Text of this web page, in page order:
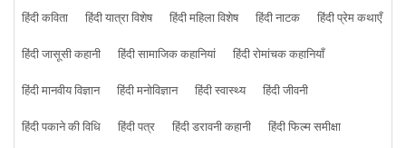
हिंदी कविता
हिंदी यात्रा विशेष हिंदी महिला विशेष हिंदी नाटक
हिंदी प्रेम कथाएँ
हिंदी जासूसी कहानी
हिंदी सामाजिक कहानियां
हिंदी रोमांचक कहानियाँ
हिंदी मानवीय विज्ञान
हिंदी मनोविज्ञान हिंदी स्वास्थ्य
हिंदी जीवनी
हिंदी पकाने की विधि
हिंदी पत्र हिंदी डरावनी कहानी
हिंदी फिल्म समीक्षा